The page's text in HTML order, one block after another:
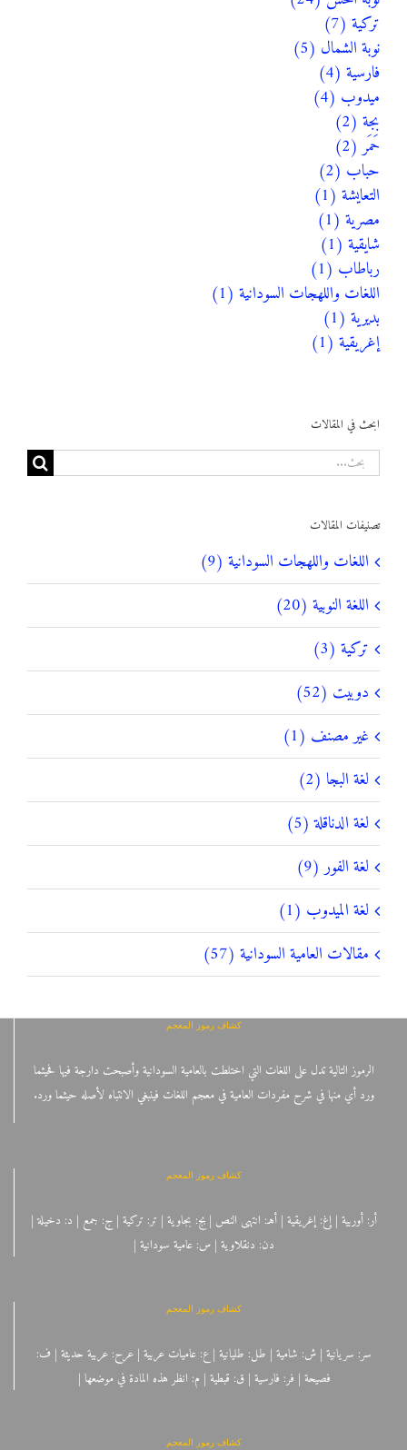
ابحث في المقالات
البحث
عن:
تصنيفات المقالات
اللغات واللهجات السودانية (9)
اللغة النوبية (20)
تركية (3)
دوبيت (52)
غير مصنف (1)
لغة البجا (2)
لغة الدناقلة (5)
لغة الفور (9)
لغة الميدوب (1)
مقالات العامية السودانية (57)
تركية (7)
نوبة الشمال (5)
فارسية (4)
ميدوب (4)
بجة (2)
حَمَر (2)
حباب (2)
التعايشة (1)
مصرية (1)
شايقية (1)
رباطاب (1)
اللغات واللهجات السودانية (1)
بديرية (1)
إغريقية (1)
كشاف رموز المعجم
الرموز التالية تدل على اللغات التي اختلطت بالعامية السودانية وأصبحت دارجة فيها فحيثما
ورد أي منها في شرح مفردات العامية في معجم اللغات فينبغي الانتباه لأصله حيثما ورد.
كشاف رموز المعجم
أر: أوربية | إغ: إغريقية | أهـ: انتهى النص | بج: بجاوية | تر: تركية | ج: جمع | د: دخيلة |
دن: دنقلاوية | س: عامية سودانية |
كشاف رموز المعجم
سر: سريانية | ش: شامية | طل: طليانية | ع: عاميات عربية | عرح: عربية حديثة | ف:
فصيحة | فر: فارسية | ق: قبطية | م: انظر هذه المادة في موضعها |
كشاف رموز المعجم